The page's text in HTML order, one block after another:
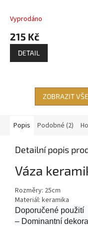
Vyprodáno
215 Kč
DETAIL
ZOBRAZIT
Popis Podobné (2)
Detailní popis
Váza
Rozměry: 25cm
Materiál: keramika
Doporučené použití
– Dominantní